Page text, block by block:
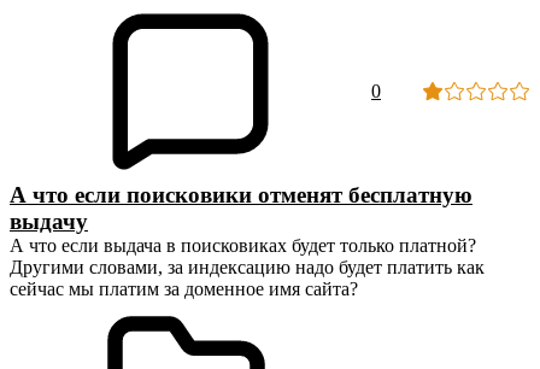
0
А что если поисковики отменят бесплатную
выдачу
А что если выдача в поисковиках будет только платной?
Другими словами, за индексацию надо будет платить как
сейчас мы платим за доменное имя сайта?